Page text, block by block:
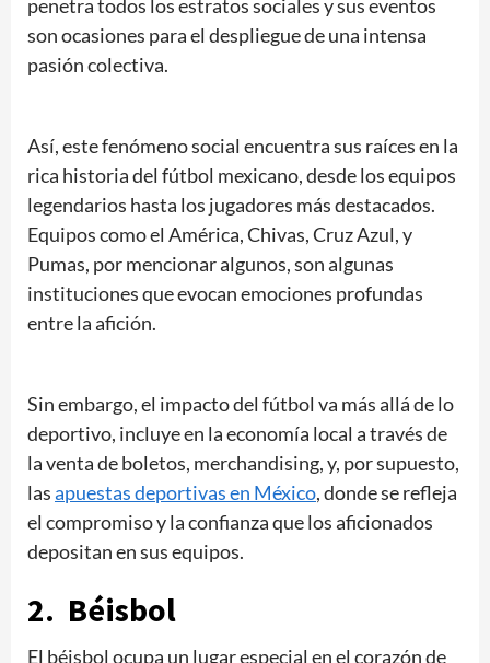
penetra todos los estratos sociales y sus eventos
son ocasiones para el despliegue de una intensa
pasión colectiva.
Así, este fenómeno social encuentra sus raíces en la
rica historia del fútbol mexicano, desde los equipos
legendarios hasta los jugadores más destacados.
Equipos como el América, Chivas, Cruz Azul, y
Pumas, por mencionar algunos, son algunas
instituciones que evocan emociones profundas
entre la afición.
Sin embargo, el impacto del fútbol va más allá de lo
deportivo, incluye en la economía local a través de
la venta de boletos, merchandising, y, por supuesto,
lasapuestas deportivas en México, donde se refleja
el compromiso y la confianza que los aficionados
depositan en sus equipos.
2. Béisbol
El béisbol ocupa un lugar especial en el corazón de